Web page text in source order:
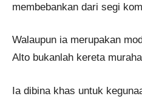
membebankan dari segi
Walaupun ia merupakan
Alto bukanlah kereta
Ia dibina khas untuk